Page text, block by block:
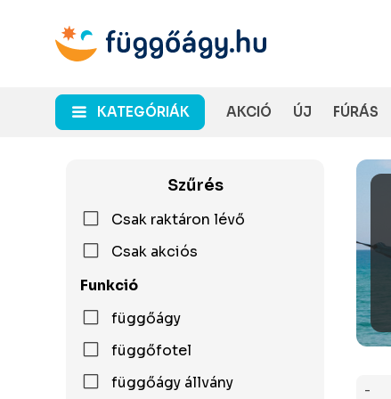
KATEGÓRIÁK AKCIÓ ÚJ FÚRÁS
Szűrés
Csak raktáron lévő
Csak akciós
Funkció
függőágy
függőfotel
függőágy állvány